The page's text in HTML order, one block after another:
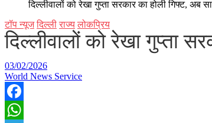
दिल्लीवालों को रेखा गुप्ता सरकार का होली गिफ्ट, अब
टॉप न्यूज दिल्ली राज्य लोकप्रिय
दिल्लीवालों को रेखा गुप्ता
03/02/2026
World News Service
Facebook